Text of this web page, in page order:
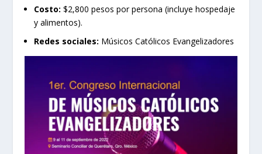
Costo: $2,800 pesos por persona (incluye hospedaje
y alimentos).
Redes sociales: Músicos Católicos Evangelizadores